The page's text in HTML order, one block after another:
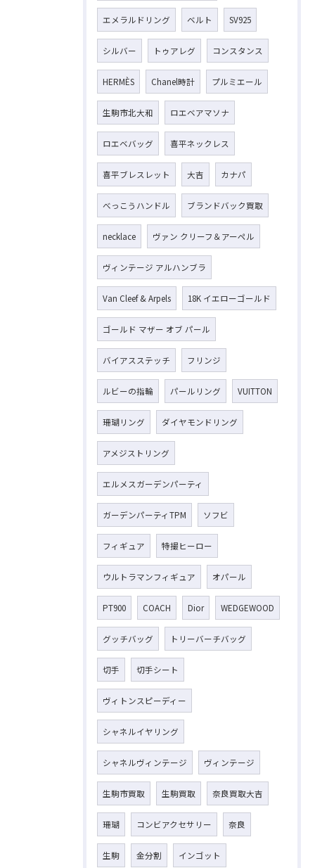
エメラルドリング ベルト SV925
シルバー トゥアレグ コンスタンス
HERMÈS Chanel時計 プルミエール
生駒市北大和 ロエベアマソナ
ロエベバッグ 喜平ネックレス
喜平ブレスレット 大吉 カナパ
べっこうハンドル ブランドバック買取
necklace ヴァン クリーフ＆アーペル
ヴィンテージ アルハンブラ
Van Cleef & Arpels 18K イエローゴールド
ゴールド マザー オブ パール
バイアスステッチ フリンジ
ルビーの指輪 パールリング VUITTON
珊瑚リング ダイヤモンドリング
アメジストリング
エルメスガーデンパーティ
ガーデンパーティTPM ソフビ
フィギュア 特撮ヒーロー
ウルトラマンフィギュア オパール
PT900 COACH Dior WEDGEWOOD
グッチバッグ トリーバーチバッグ
切手 切手シート
ヴィトンスピーディー
シャネルイヤリング
シャネルヴィンテージ ヴィンテージ
生駒市買取 生駒買取 奈良買取大吉
珊瑚 コンビアクセサリー 奈良
生駒 金分割 インゴット
お気軽にお問い合わせください